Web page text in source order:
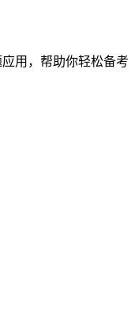
用，帮助你轻松备考